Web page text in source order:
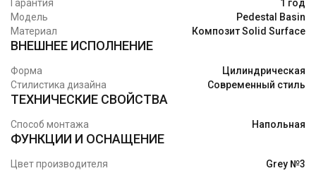
Гарантия
1 год
Модель
Pedestal Basin
Материал
Композит Solid Surface
ВНЕШНЕЕ ИСПОЛНЕНИЕ
Форма
Цилиндрическая
Стилистика дизайна
Современный стиль
ТЕХНИЧЕСКИЕ СВОЙСТВА
Способ монтажа Напольная
ФУНКЦИИ И ОСНАЩЕНИЕ
Цвет производителя Grey №3